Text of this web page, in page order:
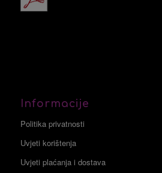
Informacije
Politika privatnosti
Uvjeti korištenja
Uvjeti plaćanja i dostava